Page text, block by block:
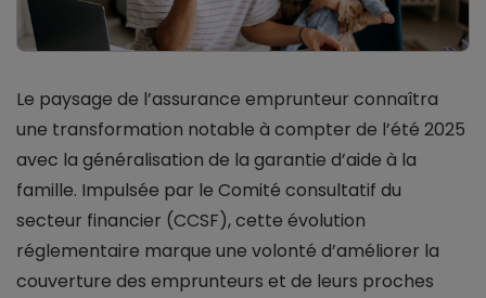
Le paysage de l’assurance emprunteur connaîtra
une transformation notable à compter de l’été 2025
avec la généralisation de la garantie d’aide à la
famille. Impulsée par le Comité consultatif du
secteur financier (CCSF), cette évolution
réglementaire marque une volonté d’améliorer la
couverture des emprunteurs et de leurs proches